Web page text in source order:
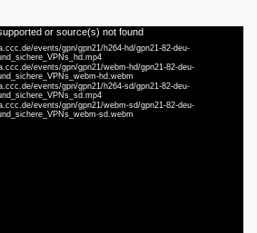
or source(s) not found
events/gpn/gpn21/h264-hd/gpn21-82-deu-
events/gpn/gpn21/webm-hd/gpn21-82-deu-
hd.webm
events/gpn/gpn21/h264-sd/gpn21-82-deu-
events/gpn/gpn21/webm-sd/gpn21-82-deu-
sd.webm
deu 1080p (mp4)